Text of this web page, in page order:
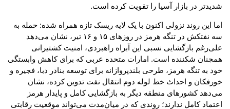
شدیدتر در بازار آسیا را تقویت کرده است.
اما این روند نزولی اکنون با یک لایه ریسک تازه همراه شده: حمله به
سه نفتکش در تنگه هرمز در روزهای ۱۵ و ۱۶ تیر، نشان می‌دهد
على‌رغم بازگشایی نسبی این آبراه راهبردی، امنیت کشتیرانی
همچنان شکننده است. امارات متحده عربی که برای کاهش وابستگی
خود به تنگه هرمز، طرحی بلندپروازانه برای توسعه بنادر دبا، فجیره و
خورفکان و احداث خط لوله دوم انتقال نفت تدوین کرده، نشان
می‌دهد کشورهای منطقه دیگر به بازگشایی کامل و پایدار هرمز
اعتماد کامل ندارند؛ روندی که در میان‌مدت می‌تواند موقعیت رقابتی